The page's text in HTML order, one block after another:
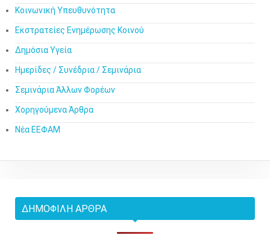
Κοινωνική Υπευθυνότητα
Εκστρατείες Ενημέρωσης Κοινού
Δημόσια Υγεία
Ημερίδες / Συνέδρια / Σεμινάρια
Σεμινάρια Άλλων Φορέων
Χορηγούμενα Άρθρα
Νέα ΕΕΦΑΜ
ΔΗΜΟΦΙΛΉ ΆΡΘΡΑ